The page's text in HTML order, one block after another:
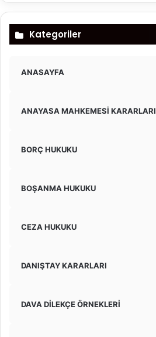
Kategoriler
ANASAYFA
ANAYASA MAHKEMESİ KARARLARI
BORÇ HUKUKU
BOŞANMA HUKUKU
CEZA HUKUKU
DANIŞTAY KARARLARI
DAVA DİLEKÇE ÖRNEKLERİ